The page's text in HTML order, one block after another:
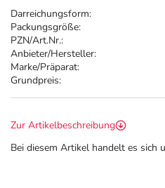
Darreichungsform:
Packungsgröße:
PZN/Art.Nr.:
Anbieter/Hersteller:
Marke/Präparat:
Grundpreis:
Zur Artikelbeschreibung
Bei diesem Artikel handelt es sich